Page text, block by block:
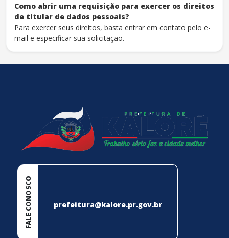
Como abrir uma requisição para exercer os direitos
de titular de dados pessoais?
Para exercer seus direitos, basta entrar em contato pelo e-
mail e especificar sua solicitação.
FALE CONOSCO prefeitura@kalore.pr.gov.br